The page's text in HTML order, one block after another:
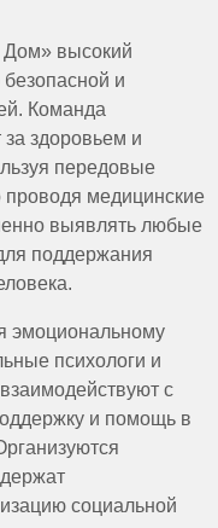
высокий
и
Команда
за здоровьем и
передовые
проводя медицинские
выявлять любые
поддержания
эмоциональному
психологи и
с
и помощь в
социальной